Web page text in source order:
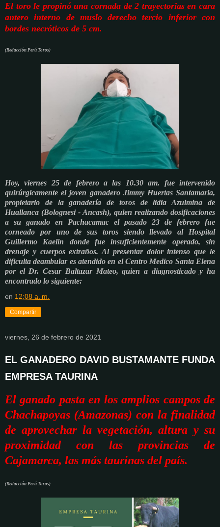
El toro le propinó una cornada de 2 trayectoriasen cara
antero interno de muslo derecho tercio inferior con
bordes necróticos de 5 cm.
(Redacción Perú Toros)
Hoy, viernes 25 de febrero a las 10.30 am. fue intervenido
quirúrgicamente el joven ganadero Jimmy Huertas Santamaria,
propietario de la ganadería de toros de lidia Azulmina de
Huallanca (Bolognesi - Ancash), quien realizando dosificaciones
a su ganado en Pachacamac el pasado 23 de febrero fue
corneado por uno de sus toros siendo llevado al Hospital
Guillermo Kaelin donde fue insuficientemente operado, sin
drenaje y cuerpos extraños. Al presentar dolor intenso que le
dificulta deambular es atendido en el Centro Medico Santa Elena
por el Dr.Cesar Baltazar Mateo, quien a diagnosticado y ha
encontrado lo siguiente:
en 12:08 a. m.
Compartir
viernes, 26 de febrero de 2021
EL GANADERO DAVID BUSTAMANTE FUNDA
EMPRESA TAURINA
El ganado pasta en los amplios campos de
Chachapoyas (Amazonas) con la finalidad
de aprovechar la vegetación, altura y su
proximidad con las provincias de
Cajamarca, las más taurinas del país.
(Redacción Perú Toros)